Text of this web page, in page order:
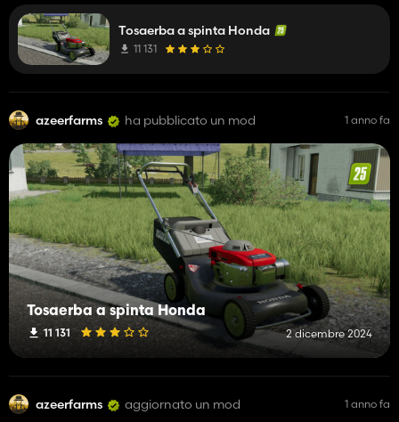
Tosaerba a spinta Honda
11 131
azeerfarms ha pubblicato un mod 1 anno fa
Tosaerba a spinta Honda
11 131 2 dicembre 2024
azeerfarms aggiornato un mod 1 anno fa